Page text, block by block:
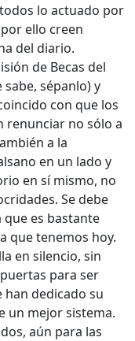
lo actuado por
ello creen
del diario.
de Becas del
sabe, sépanlo) y
con que los
renunciar no sólo a
a la
en un lado y
en sí mismo, no
Se debe
es bastante
que tenemos hoy.
en silencio, sin
para ser
dedicado su
un mejor sistema.
aún para las